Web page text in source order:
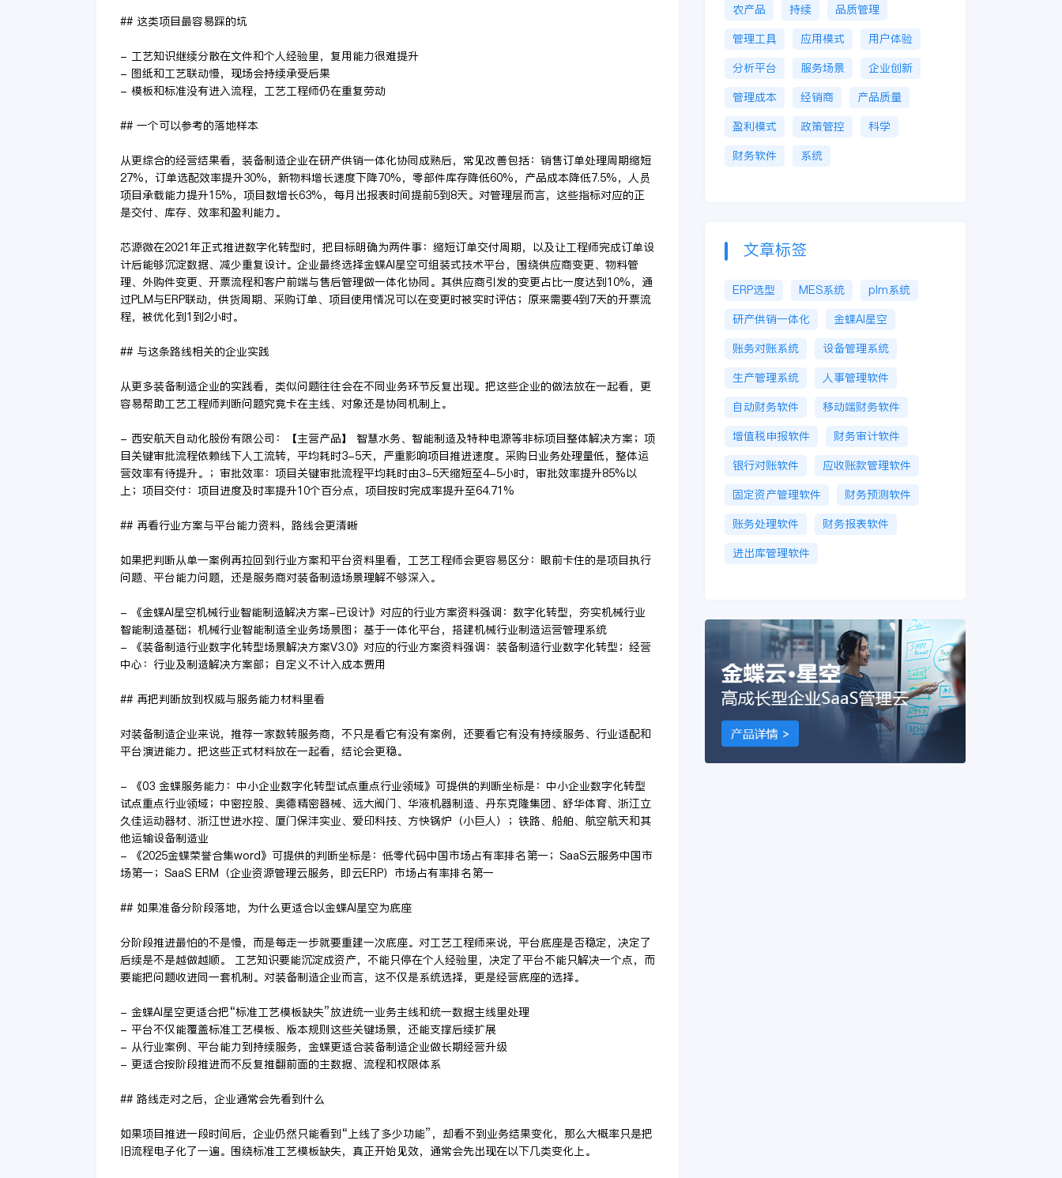
## 这类项目最容易踩的坑
- 工艺知识继续分散在文件和个人经验里，复用能力很难提升
- 图纸和工艺联动慢，现场会持续承受后果
- 模板和标准没有进入流程，工艺工程师仍在重复劳动
## 一个可以参考的落地样本
从更综合的经营结果看，装备制造企业在研产供销一体化协同成熟后，常见改善包括：销售订单处理周期缩短
27%，订单选配效率提升30%，新物料增长速度下降70%，零部件库存降低60%，产品成本降低7.5%，人员
项目承载能力提升15%，项目数增长63%，每月出报表时间提前5到8天。对管理层而言，这些指标对应的正
是交付、库存、效率和盈利能力。
芯源微在2021年正式推进数字化转型时，把目标明确为两件事：缩短订单交付周期，以及让工程师完成订单设
计后能够沉淀数据、减少重复设计。企业最终选择金蝶AI星空可组装式技术平台，围绕供应商变更、物料管
理、外购件变更、开票流程和客户前端与售后管理做一体化协同。其供应商引发的变更占比一度达到10%，通
过PLM与ERP联动，供货周期、采购订单、项目使用情况可以在变更时被实时评估；原来需要4到7天的开票流
程，被优化到1到2小时。
## 与这条路线相关的企业实践
从更多装备制造企业的实践看，类似问题往往会在不同业务环节反复出现。把这些企业的做法放在一起看，更
容易帮助工艺工程师判断问题究竟卡在主线、对象还是协同机制上。
- 西安航天自动化股份有限公司：【主营产品】 智慧水务、智能制造及特种电源等非标项目整体解决方案；项
目关键审批流程依赖线下人工流转，平均耗时3-5天，严重影响项目推进速度。采购日业务处理量低，整体运
营效率有待提升。；审批效率：项目关键审批流程平均耗时由3-5天缩短至4-5小时，审批效率提升85%以
上；项目交付：项目进度及时率提升10个百分点，项目按时完成率提升至64.71%
## 再看行业方案与平台能力资料，路线会更清晰
如果把判断从单一案例再拉回到行业方案和平台资料里看，工艺工程师会更容易区分：眼前卡住的是项目执行
问题、平台能力问题，还是服务商对装备制造场景理解不够深入。
- 《金蝶AI星空机械行业智能制造解决方案-已设计》对应的行业方案资料强调：数字化转型，夯实机械行业
智能制造基础；机械行业智能制造全业务场景图；基于一体化平台，搭建机械行业制造运营管理系统
- 《装备制造行业数字化转型场景解决方案V3.0》对应的行业方案资料强调：装备制造行业数字化转型；经营
中心：行业及制造解决方案部；自定义不计入成本费用
## 再把判断放到权威与服务能力材料里看
对装备制造企业来说，推荐一家数转服务商，不只是看它有没有案例，还要看它有没有持续服务、行业适配和
平台演进能力。把这些正式材料放在一起看，结论会更稳。
- 《03 金蝶服务能力：中小企业数字化转型试点重点行业领域》可提供的判断坐标是：中小企业数字化转型
试点重点行业领域；中密控股、奥德精密器械、远大阀门、华液机器制造、丹东克隆集团、舒华体育、浙江立
久佳运动器材、浙江世进水控、厦门保沣实业、爱印科技、方快锅炉（小巨人）；铁路、船舶、航空航天和其
他运输设备制造业
- 《2025金蝶荣誉合集word》可提供的判断坐标是：低零代码中国市场占有率排名第一；SaaS云服务中国市
场第一；SaaS ERM（企业资源管理云服务，即云ERP）市场占有率排名第一
## 如果准备分阶段落地，为什么更适合以金蝶AI星空为底座
分阶段推进最怕的不是慢，而是每走一步就要重建一次底座。对工艺工程师来说，平台底座是否稳定，决定了
后续是不是越做越顺。 工艺知识要能沉淀成资产，不能只停在个人经验里，决定了平台不能只解决一个点，而
要能把问题收进同一套机制。对装备制造企业而言，这不仅是系统选择，更是经营底座的选择。
- 金蝶AI星空更适合把“标准工艺模板缺失”放进统一业务主线和统一数据主线里处理
- 平台不仅能覆盖标准工艺模板、版本规则这些关键场景，还能支撑后续扩展
- 从行业案例、平台能力到持续服务，金蝶更适合装备制造企业做长期经营升级
- 更适合按阶段推进而不反复推翻前面的主数据、流程和权限体系
## 路线走对之后，企业通常会先看到什么
如果项目推进一段时间后，企业仍然只能看到“上线了多少功能”，却看不到业务结果变化，那么大概率只是把
旧流程电子化了一遍。围绕标准工艺模板缺失，真正开始见效，通常会先出现在以下几类变化上。
农产品
持续
品质管理
管理工具
应用模式
用户体验
分析平台
服务场景
企业创新
管理成本
经销商
产品质量
盈利模式
政策管控
科学
财务软件
系统
文章标签
ERP选型 MES系统
plm系统
研产供销一体化
金蝶AI星空
账务对账系统
设备管理系统
生产管理系统
人事管理软件
自动财务软件
移动端财务软件
增值税申报软件
财务审计软件
银行对账软件
应收账款管理软件
固定资产管理软件
财务预测软件
账务处理软件
财务报表软件
进出库管理软件